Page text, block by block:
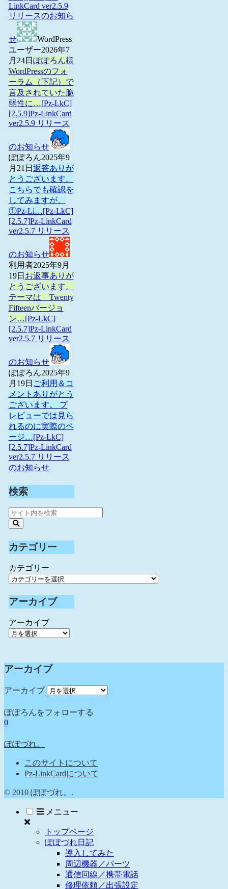
LinkCard ver2.5.9
リリースのお知ら
せ
WordPress
ユーザー2026年7
月24日 ぽぽろん様
WordPressのフォ
ーラム（下記）で
言及されていた脆
弱性に…[Pz-LkC]
[2.5.9]Pz-LinkCard
ver2.5.9 リリース
のお知らせ
ぽぽろん2025年9
月21日 返答ありが
とうございます。
こちらでも確認を
してみますが、
①Pz-Li…[Pz-LkC]
[2.5.7]Pz-LinkCard
ver2.5.7 リリース
のお知らせ
利用者2025年9月
19日 お返事ありが
とうございます。
テーマは Twenty
Fifteenバージョ
ン…[Pz-LkC]
[2.5.7]Pz-LinkCard
ver2.5.7 リリース
のお知らせ
ぽぽろん2025年9
月19日 ご利用＆コ
メントありがとう
ございます。 プ
レビューでは見ら
れるのに実際のペ
ージ…[Pz-LkC]
[2.5.7]Pz-LinkCard
ver2.5.7 リリース
のお知らせ
検索
カテゴリー
カテゴリー
アーカイブ
アーカイブ
アーカイブ
アーカイブ
ぽぽろんをフォローする
0
ぽぽづれ。
このサイトについて
Pz-LinkCardについて
© 2010 ぽぽづれ。.
メニュー
トップページ
ぽぽづれ日記
導入してみた
周辺機器／パーツ
通信回線／携帯電話
修理依頼／出張設定